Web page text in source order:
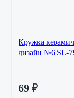
Кружка
дизайн №6 SL-
69 ₽